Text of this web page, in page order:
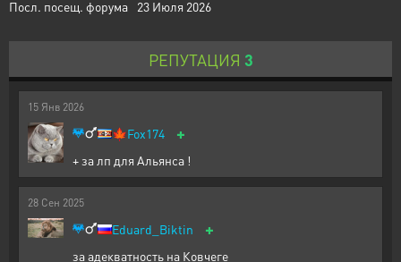
Посл. посещ. форума
23 Июля 2026
РЕПУТАЦИЯ 3
15 Янв 2026
🍁Fox174 +
+ за лп для Альянса !
28 Сен 2025
Eduard_Biktin +
за адекватность на Ковчеге